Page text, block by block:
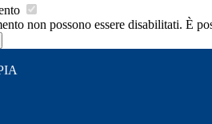
non possono essere disabilitati. È